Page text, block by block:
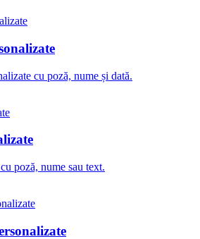
cu poză, nume și dată.
poză, nume sau text.